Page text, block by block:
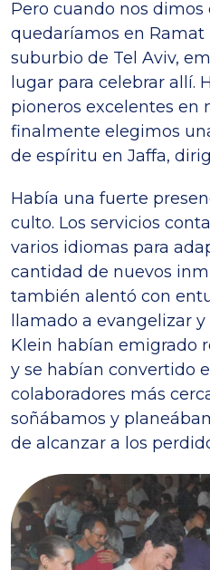
Pero cuando nos
quedaríamos en Ramat
suburbio de Tel Aviv,
lugar para celebrar allí.
pioneros excelentes en
finalmente elegimos
de espíritu en Jaffa,
Había una fuerte
culto. Los servicios
varios idiomas para
cantidad de nuevos
también alentó con
llamado a evangelizar y
Klein habían emigrado
y se habían convertido
colaboradores más
soñábamos y
de alcanzar a los